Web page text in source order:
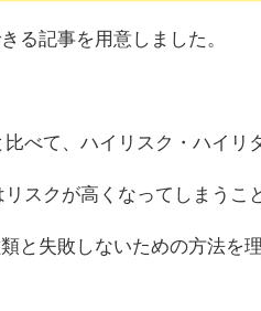
る記事を用意しました。
べて、ハイリスク・ハイリ
スクが高くなってしまうこ
と失敗しないための方法を